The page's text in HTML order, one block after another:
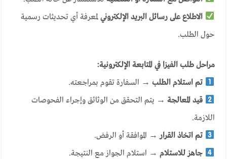
الاطلاع على رسائل البريد الإلكترونيلمعرفة أي تحديثات رسمية
حول الطلب.
مراحل طلب الفيزا في المتابعة الإلكترونية:
تم استلام الطلب→ السفارة تقوم بمراجعته.
قيد المعالجة→ يتم التحقق من الوثائق وإجراء الفحوصات
اللازمة.
تم اتخاذ القرار→ الموافقة أو الرفض.
جاهز للاستلام→ استلام الجواز مع النتيجة.